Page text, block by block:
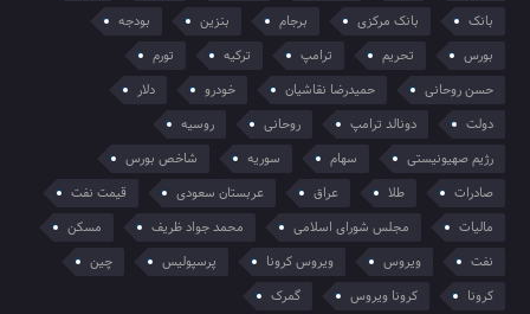
بانک
بانک مرکزی برجام بنزین
بودجه
بورس
تحریم ترامپ ترکیه
تورم
حسن روحانی
حمیدرضا نقاشیان خودرو
دلار
دولت
دونالد ترامپ روحانی
روسیه
رژیم صهیونیستی
سهام سوریه
شاخص بورس
صادرات
طلا عراق عربستان سعودی
قیمت نفت
مالیات
مجلس شورای اسلامی محمد جواد ظریف
مسکن
نفت
ویروس ویروس کرونا پرسپولیس
چین
کرونا
کرونا ویروس گمرک